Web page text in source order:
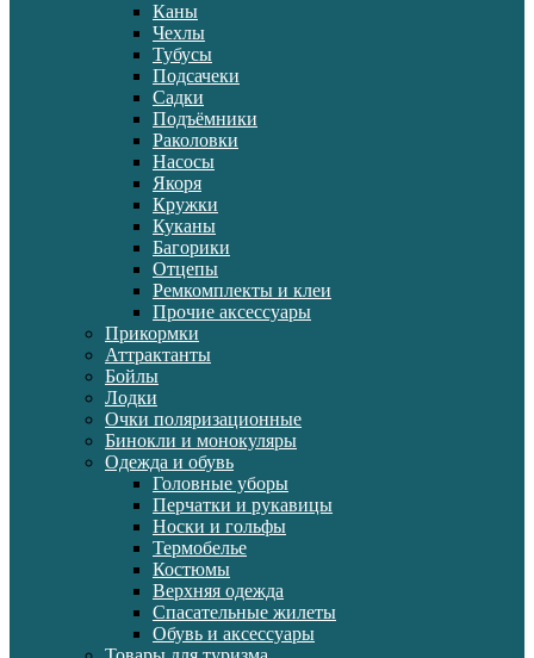
Каны
Чехлы
Тубусы
Подсачеки
Садки
Подъёмники
Раколовки
Насосы
Якоря
Кружки
Куканы
Багорики
Отцепы
Ремкомплекты и клеи
Прочие аксессуары
Прикормки
Аттрактанты
Бойлы
Лодки
Очки поляризационные
Бинокли и монокуляры
Одежда и обувь
Головные уборы
Перчатки и рукавицы
Носки и гольфы
Термобелье
Костюмы
Верхняя одежда
Спасательные жилеты
Обувь и аксессуары